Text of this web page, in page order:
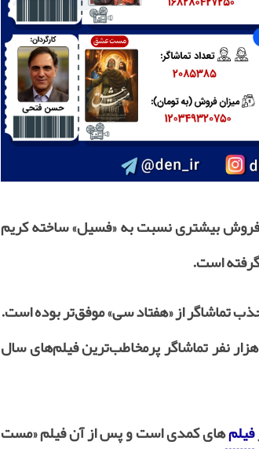
بیشتری نسبت به «فسیل» ساخته کریم
است.
تماشاگر از «هفتاد سی» موفق‌تر بوده است.
این دو اثر پارسال به ترتیب با ۷ میلیون و ۴۹۰‌هزار تماشاگر و ۶ میلیون و ۶۲۸‌هزار نفر تماشاگر پرمخاطب‌‌ترین فیلم‌‌های سال
فیلم‌‌های کمدی است و پس از آن فیلم «مست